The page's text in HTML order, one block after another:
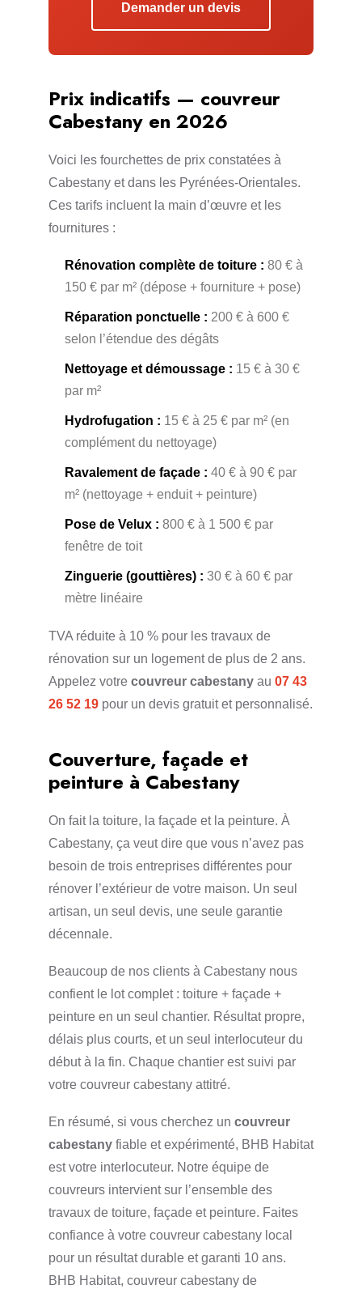
Demander un devis
Prix indicatifs — couvreur
Cabestany en 2026
Voici les fourchettes de prix constatées à
Cabestany et dans les Pyrénées-Orientales.
Ces tarifs incluent la main d’œuvre et les
fournitures :
Rénovation complète de toiture : 80 € à
150 € par m² (dépose + fourniture + pose)
Réparation ponctuelle : 200 € à 600 €
selon l’étendue des dégâts
Nettoyage et démoussage : 15 € à 30 €
par m²
Hydrofugation : 15 € à 25 € par m² (en
complément du nettoyage)
Ravalement de façade : 40 € à 90 € par
m² (nettoyage + enduit + peinture)
Pose de Velux : 800 € à 1 500 € par
fenêtre de toit
Zinguerie (gouttières) : 30 € à 60 € par
mètre linéaire
TVA réduite à 10 % pour les travaux de
rénovation sur un logement de plus de 2 ans.
Appelez votre couvreur cabestany au 07 43
26 52 19 pour un devis gratuit et personnalisé.
Couverture, façade et
peinture à Cabestany
On fait la toiture, la façade et la peinture. À
Cabestany, ça veut dire que vous n’avez pas
besoin de trois entreprises différentes pour
rénover l’extérieur de votre maison. Un seul
artisan, un seul devis, une seule garantie
décennale.
Beaucoup de nos clients à Cabestany nous
confient le lot complet : toiture + façade +
peinture en un seul chantier. Résultat propre,
délais plus courts, et un seul interlocuteur du
début à la fin. Chaque chantier est suivi par
votre couvreur cabestany attitré.
En résumé, si vous cherchez un couvreur
cabestany fiable et expérimenté, BHB Habitat
est votre interlocuteur. Notre équipe de
couvreurs intervient sur l’ensemble des
travaux de toiture, façade et peinture. Faites
confiance à votre couvreur cabestany local
pour un résultat durable et garanti 10 ans.
BHB Habitat, couvreur cabestany de